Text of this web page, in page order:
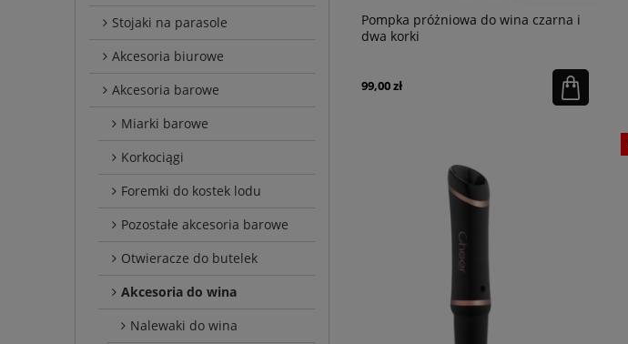
Stojaki na parasole
Akcesoria biurowe
Akcesoria barowe
Miarki barowe
Korkociągi
Foremki do kostek lodu
Pozostałe akcesoria barowe
Otwieracze do butelek
Akcesoria do wina
Nalewaki do wina
Pompka próżniowa do wina czarna i
dwa korki
99,00 zł